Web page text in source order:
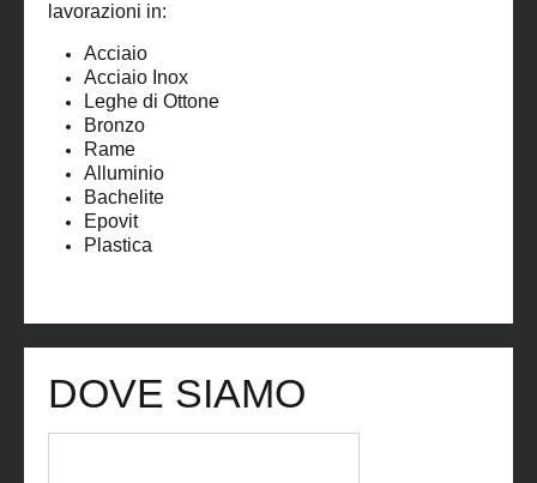
lavorazioni in:
Acciaio
Acciaio Inox
Leghe di Ottone
Bronzo
Rame
Alluminio
Bachelite
Epovit
Plastica
DOVE SIAMO